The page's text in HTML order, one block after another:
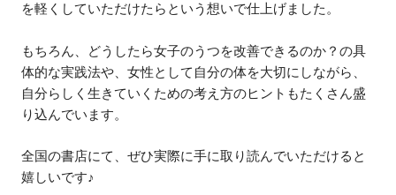
を軽くしていただけたらという想いで仕上げました。
もちろん、どうしたら女子のうつを改善できるのか？の具
体的な実践法や、女性として自分の体を大切にしながら、
自分らしく生きていくための考え方のヒントもたくさん盛
り込んでいます。
全国の書店にて、ぜひ実際に手に取り読んでいただけると
嬉しいです♪